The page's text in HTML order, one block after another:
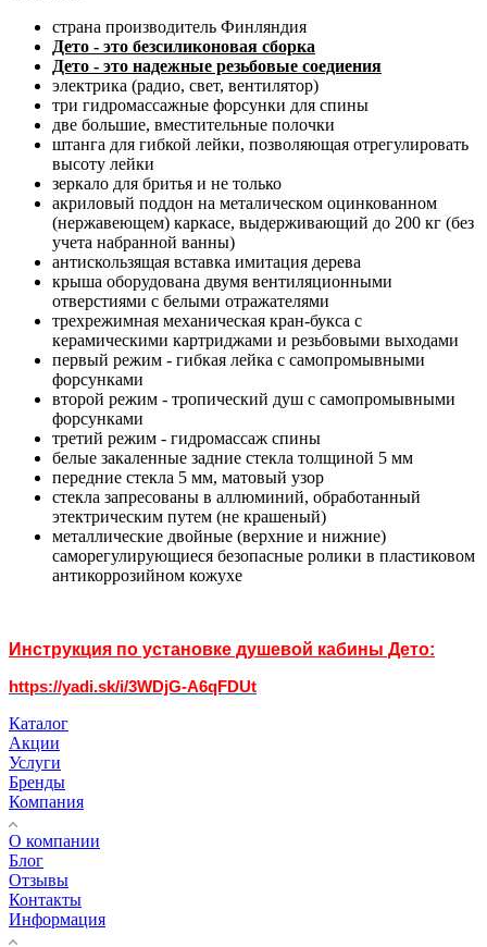
страна производитель Финляндия
Дето - это безсиликоновая сборка
Дето - это надежные резьбовые соедиения
электрика (радио, свет, вентилятор)
три гидромассажные форсунки для спины
две большие, вместительные полочки
штанга для гибкой лейки, позволяющая отрегулировать
высоту лейки
зеркало для бритья и не только
акриловый поддон на металическом оцинкованном
(нержавеющем) каркасе, выдерживающий до 200 кг (без
учета набранной ванны)
антискользящая вставка имитация дерева
крыша оборудована двумя вентиляционными
отверстиями с белыми отражателями
трехрежимная механическая кран-букса с
керамическими картриджами и резьбовыми выходами
первый режим - гибкая лейка с самопромывными
форсунками
второй режим - тропический душ с самопромывными
форсунками
третий режим - гидромассаж спины
белые закаленные задние стекла толщиной 5 мм
передние стекла 5 мм, матовый узор
стекла запресованы в аллюминий, обработанный
этектрическим путем (не крашеный)
металлические двойные (верхние и нижние)
саморегулирующиеся безопасные ролики в пластиковом
антикоррозийном кожухе
Инструкция по установке душевой кабины Дето:
https://yadi.sk/i/3WDjG-A6qFDUt
Каталог
Акции
Услуги
Бренды
Компания
О компании
Блог
Отзывы
Контакты
Информация